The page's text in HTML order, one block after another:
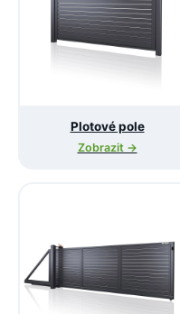
Plotové pole
Zobrazit →